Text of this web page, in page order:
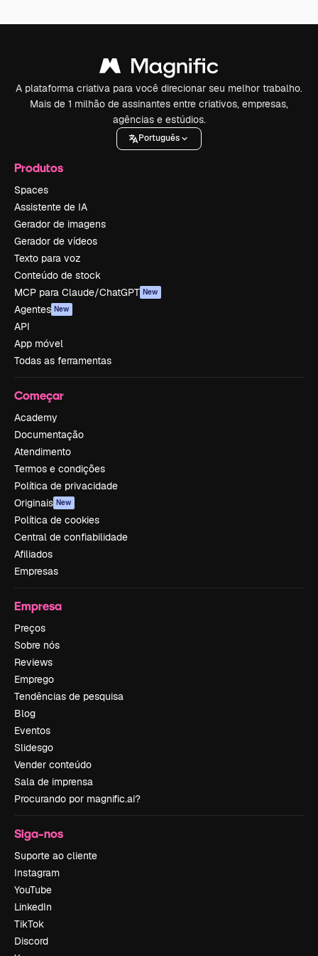
A plataforma criativa para você direcionar seu melhor trabalho.
Mais de 1 milhão de assinantes entre criativos, empresas,
agências e estúdios.
Português
Produtos
Spaces
Assistente de IA
Gerador de imagens
Gerador de vídeos
Texto para voz
Conteúdo de stock
MCP para Claude/ChatGPT New
Agentes New
API
App móvel
Todas as ferramentas
Começar
Academy
Documentação
Atendimento
Termos e condições
Política de privacidade
Originais New
Política de cookies
Central de confiabilidade
Afiliados
Empresas
Empresa
Preços
Sobre nós
Reviews
Emprego
Tendências de pesquisa
Blog
Eventos
Slidesgo
Vender conteúdo
Sala de imprensa
Procurando por magnific.ai?
Siga-nos
Suporte ao cliente
Instagram
YouTube
LinkedIn
TikTok
Discord